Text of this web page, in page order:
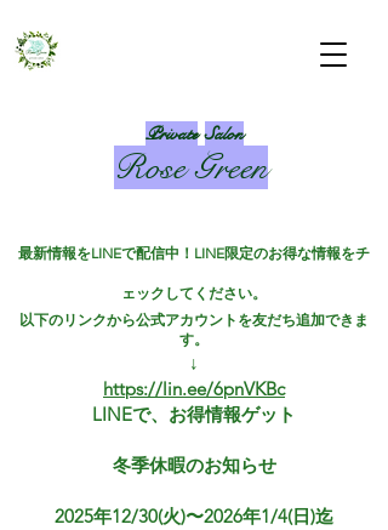
Private Salon
Rose Green​
最新情報をLINEで配信中！LINE限定のお得な情報をチ
ェックしてください。
以下のリンクから公式アカウントを友だち追加できま
す。
↓
https://lin.ee/6pnVKBc
​LINEで、お得情報ゲット
冬季休暇のお知らせ
2025年12/30(火)〜2026年1/4(日)迄